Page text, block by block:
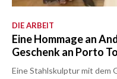
DIE ARBEIT
Eine Hommage an
Geschenk an Porto
Eine Stahlskulptur mit dem